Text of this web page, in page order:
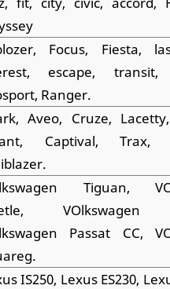
Focus, Fiesta,
escape, transit,
Ranger.
Aveo, Cruze,
Captival, Trax,
Tiguan,
VOlkswagen
Passat CC,
IS250, Lexus ES230,